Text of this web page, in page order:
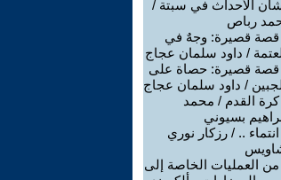
الأحداث في سبتة /
رباص
قصة قصيرة: وجهٌ في
/ داود سلمان عجاج
قصة قصيرة: حصاة على
/ داود سلمان عجاج
كرة القدم / محمد
بسيوني
انتماء .. / رزكار نوري
من العمليات الخاصة إلى